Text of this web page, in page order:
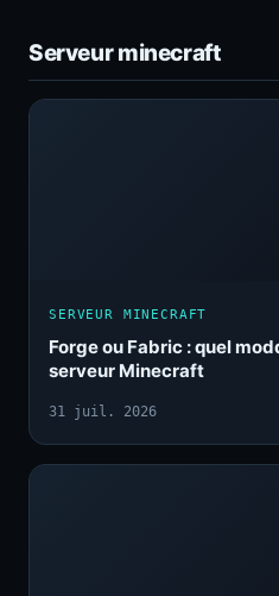
Serveur minecraft
SERVEUR MINECRAFT
Forge ou Fabric : quel
serveur Minecraft
31 juil. 2026